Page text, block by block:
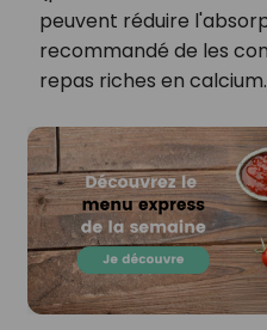
peuvent réduire
recommandé de les
repas riches en calcium.